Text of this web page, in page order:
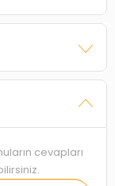
cevapları